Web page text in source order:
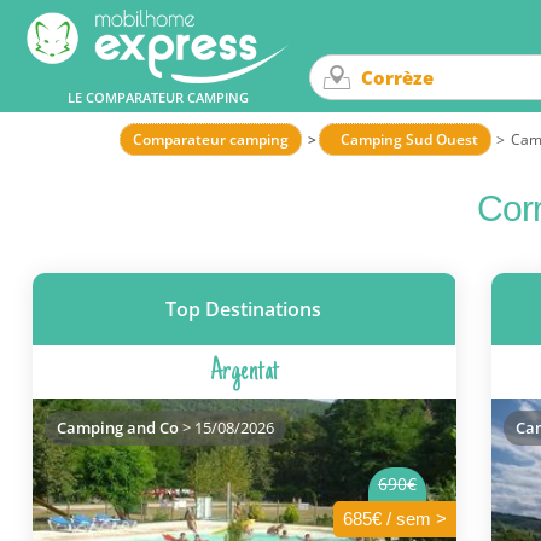
LE COMPARATEUR CAMPING
Comparateur camping Camping Sud Ouest
Top Destinations
Argentat
690€
685€ / sem >
Camping and Co> 15/08/2026